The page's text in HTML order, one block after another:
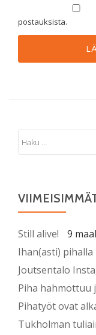
postauksista.
Still alive!
9
Ihan(asti) pihalla
Joutsentalo
Piha hahmottuu
Pihatyöt ovat
Tukholman